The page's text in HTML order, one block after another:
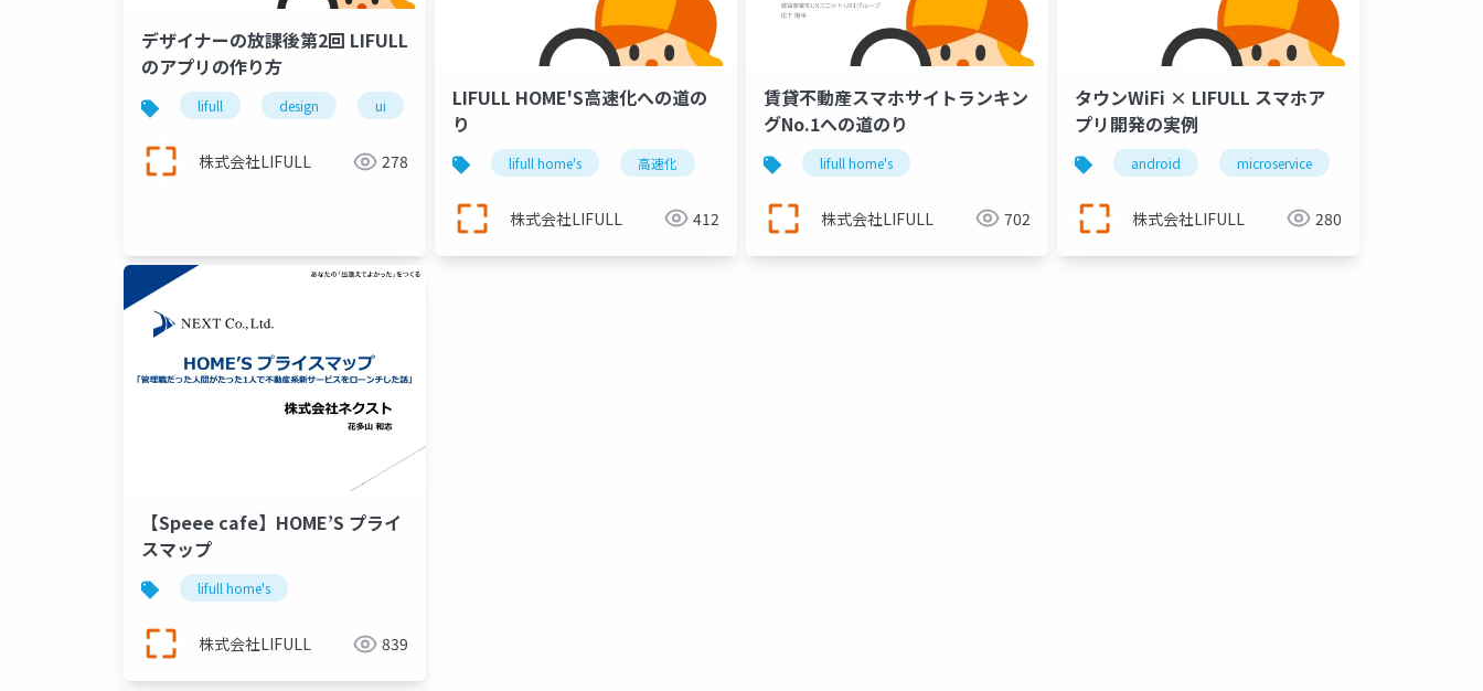
デザイナーの放課後第2回 LIFULL
のアプリの作り方
lifull design ui ux mobile application development
株式会社LIFULL 278
LIFULL HOME'S高速化への道の
り
lifull home's 高速化
株式会社LIFULL 412
賃貸不動産スマホサイトランキン
グNo.1への道のり
lifull home's
株式会社LIFULL 702
タウンWiFi × LIFULL スマホア
プリ開発の実例
android microservice
株式会社LIFULL 280
【Speee cafe】HOME’S プライ
スマップ
lifull home's
株式会社LIFULL 839